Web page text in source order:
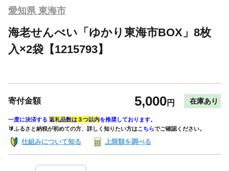
愛知県 東海市
海老せんべい「ゆかり東海市BOX」8枚
入×2袋【1215793】
寄付金額 5,000円 在庫あり
一度に決済する 返礼品数は３つ以内を推奨しております。
🔰ふるさと納税が初めての方、詳しく知りたい方はこちらでご確認ください。
仕組みについて知る 上限額を調べる